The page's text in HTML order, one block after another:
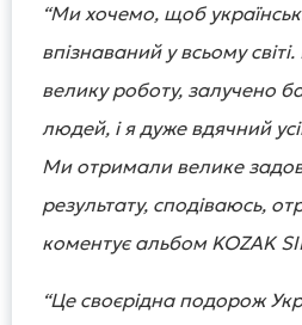
“Ми хочемо, щоб
впізнаваний у всьому
велику роботу, залучено
людей, і я дуже вдячний
Ми отримали велике
результату, сподіваюсь,
коментує альбом KOZAK
“Це своєрідна подорож